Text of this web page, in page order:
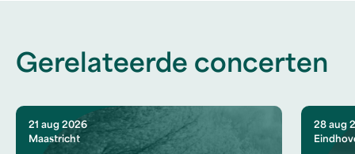
Gerelateerde concerten
21 aug 2026
Maastricht
28 aug